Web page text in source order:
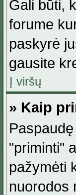
Gali būti,
forume
paskyrė
gausite
Į viršų
» Kaip
"priminti"
pažymėti
nuorodos